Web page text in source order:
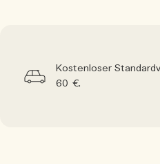
Kostenloser
60 €.